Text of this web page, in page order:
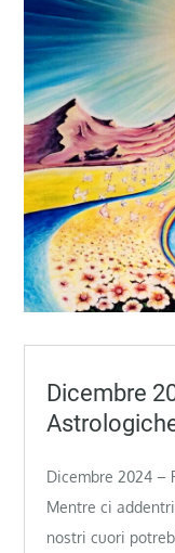
Dicembre
Dicembre 2024 –
Mentre ci
nostri cuori